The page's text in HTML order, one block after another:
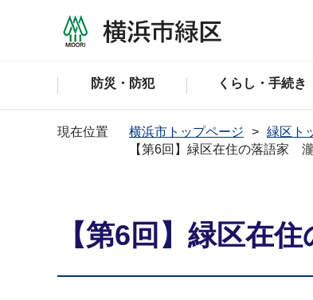
防災・防犯 くらし・手続き
現在位置 横浜市トップページ 緑区ト
【第6回】緑区在住の落語家
【第6回】緑区在